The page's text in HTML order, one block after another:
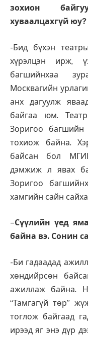
зохион
хуваалцахгүй юу?
-Бид бүхэн
хүрэлцэн ирж,
багшийнхаа
Москвагийн
анх дагуулж
байгаа юм.
Зоригоо
тохиож байна.
байсан бол
дэмжиж л явах
Зоригоо
хамгийн сайн
–Сүүлийн үед
байна вэ. Сонин
-Би гадаадад
хөндийрсөн
ажиллаж байна.
“Тамгагүй төр”
тоглож байгаад
ирээд яг энэ дүр